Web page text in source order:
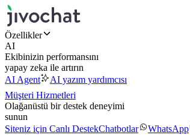
Özellikler
AI
Ekibinizin performansını
yapay zeka ile artırın
AI Agent
AI yazım yardımcısı
Müşteri Hizmetleri
Olağanüstü bir destek deneyimi
sunun
Siteniz için Canlı DestekChatbotlar WhatsApp